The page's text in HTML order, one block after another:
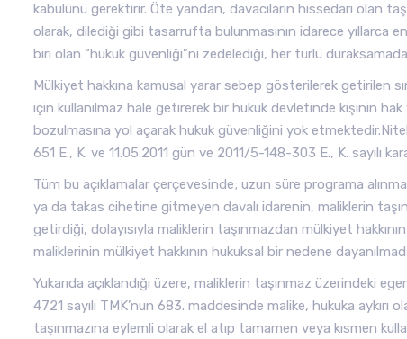
kabulünü gerektirir. Öte yandan, davacıların hissedarı olan
olarak, dilediği gibi tasarrufta bulunmasının idarece yıllarca
biri olan “hukuk güvenliği”ni zedelediği, her türlü
Mülkiyet hakkına kamusal yarar sebep gösterilerek getirilen
için kullanılmaz hale getirerek bir hukuk devletinde kişinin
bozulmasına yol açarak hukuk güvenliğini yok
651 E., K. ve 11.05.2011 gün ve 2011/5-148-303 E., K. sayılı
Tüm bu açıklamalar çerçevesinde; uzun süre programa
ya da takas cihetine gitmeyen davalı idarenin, maliklerin
getirdiği, dolayısıyla maliklerin taşınmazdan mülkiyet
maliklerinin mülkiyet hakkının hukuksal bir nedene
Yukarıda açıklandığı üzere, maliklerin taşınmaz üzerindeki
4721 sayılı TMK’nun 683. maddesinde malike, hukuka
taşınmazına eylemli olarak el atıp tamamen veya kısmen